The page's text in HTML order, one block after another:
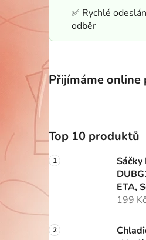
✅ Rychlé
odběr
Přijímáme online
Top 10 produktů
Sáčky
ETA,
199 Kč